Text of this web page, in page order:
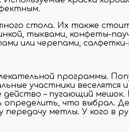
стола. Их также
тыквами, конфеты-
или черепами,
программы.
участники веселятся
действо – пугающий
определить, что выбрал.
метлы. У кого в